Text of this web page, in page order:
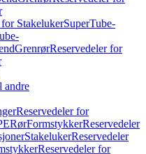
StakelukerSuperTube-
GrenrørReservedeler for
andre
Reservedeler for
RørFormstykkerReservedeler
StakelukerReservedeler
Reservedeler for